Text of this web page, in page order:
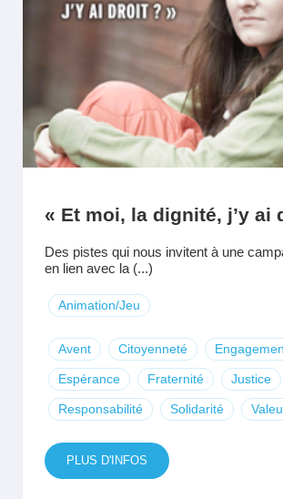
« Et moi, la dignité, j’y ai
Des pistes qui nous invitent à une
en lien avec la (...)
Animation/Jeu
Avent Citoyenneté
Espérance Fraternité Justice
Responsabilité Solidarité
PLUS D'INFOS